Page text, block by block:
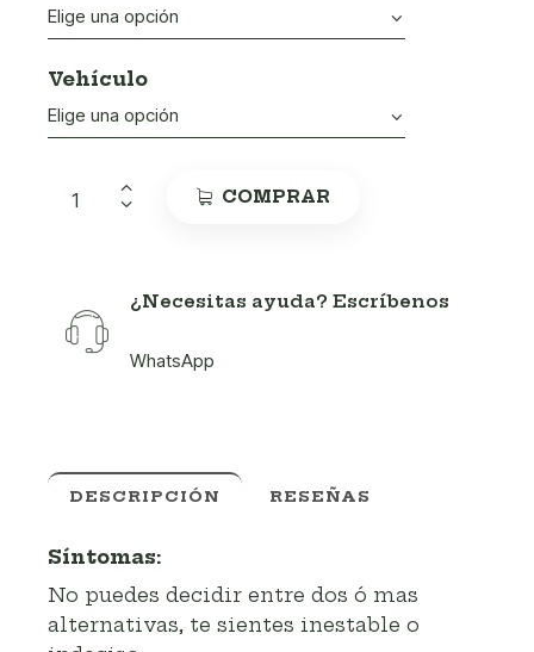
Vehículo
COMPRAR
¿Necesitas ayuda? Escríbenos
WhatsApp
DESCRIPCIÓN RESEÑAS
Síntomas:
No puedes decidir entre dos ó mas
alternativas, te sientes inestable o